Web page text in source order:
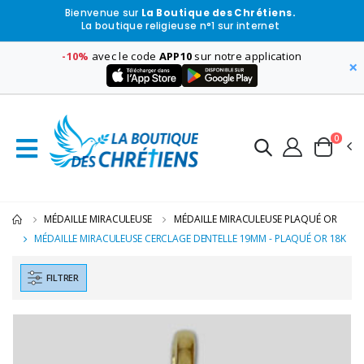
Bienvenue sur La Boutique des Chrétiens.
La boutique religieuse n°1 sur internet
-10% avec le code APP10 sur notre application
×
0
MÉDAILLE MIRACULEUSE
MÉDAILLE MIRACULEUSE PLAQUÉ OR
MÉDAILLE MIRACULEUSE CERCLAGE DENTELLE 19MM - PLAQUÉ OR 18K
FILTRER